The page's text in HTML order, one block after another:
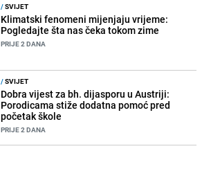
/SVIJET
Klimatski fenomeni mijenjaju vrijeme:
Pogledajte šta nas čeka tokom zime
PRIJE 2 DANA
/SVIJET
Dobra vijest za bh. dijasporu u Austriji:
Porodicama stiže dodatna pomoć pred
početak škole
PRIJE 2 DANA